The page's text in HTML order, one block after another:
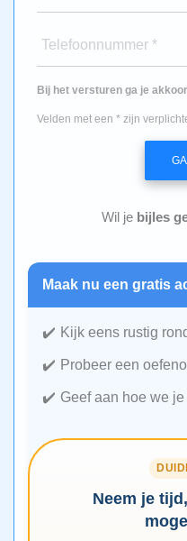
Telefoonnummer *
Bij het versturen ga je
Velden met een * zijn
Wil je bijles
Maak nu een gratis
Kijk eens rustig
Probeer een
Geef aan hoe we
Neem je